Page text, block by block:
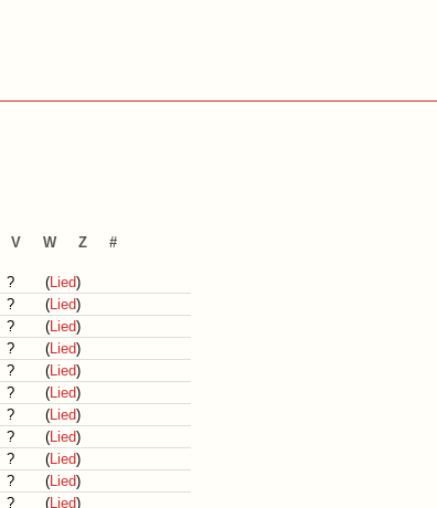
V W Z #
? (Lied)
? (Lied)
? (Lied)
? (Lied)
? (Lied)
? (Lied)
? (Lied)
? (Lied)
? (Lied)
? (Lied)
? (Lied)